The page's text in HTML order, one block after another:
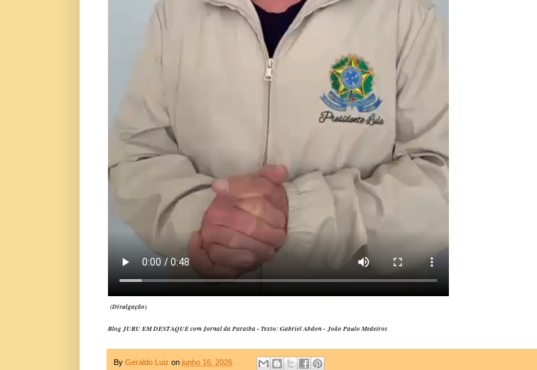
(Divulgação)
Blog JURU EM DESTAQUE com Jornal da Paraíba - Texto: Gabriel Abdon -João Paulo Medeiros
By Geraldo Luiz on junho 16, 2026